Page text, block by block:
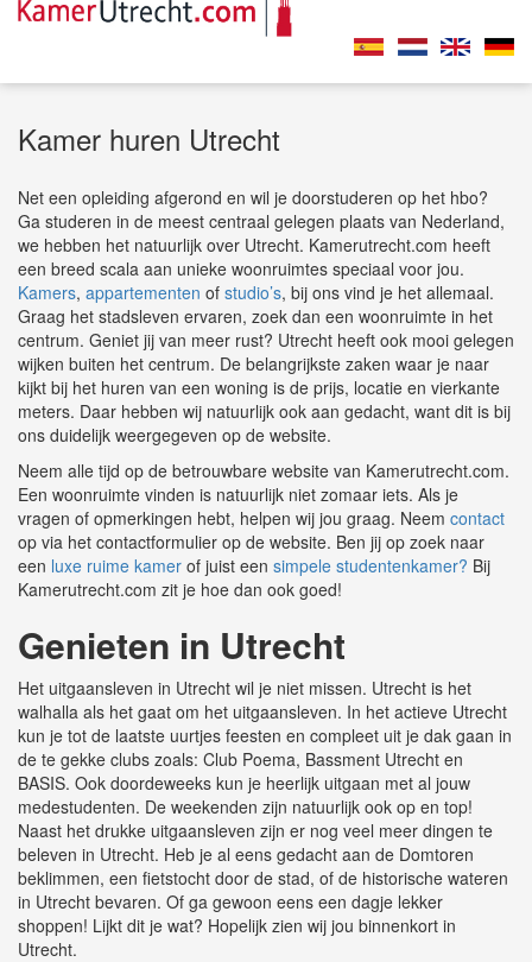
Kamer huren Utrecht
Net een opleiding afgerond en wil je doorstuderen op het hbo?
Ga studeren in de meest centraal gelegen plaats van Nederland,
we hebben het natuurlijk over Utrecht. Kamerutrecht.com heeft
een breed scala aan unieke woonruimtes speciaal voor jou.
Kamers, appartementen of studio’s, bij ons vind je het allemaal.
Graag het stadsleven ervaren, zoek dan een woonruimte in het
centrum. Geniet jij van meer rust? Utrecht heeft ook mooi gelegen
wijken buiten het centrum. De belangrijkste zaken waar je naar
kijkt bij het huren van een woning is de prijs, locatie en vierkante
meters. Daar hebben wij natuurlijk ook aan gedacht, want dit is bij
ons duidelijk weergegeven op de website.
Neem alle tijd op de betrouwbare website van Kamerutrecht.com.
Een woonruimte vinden is natuurlijk niet zomaar iets. Als je
vragen of opmerkingen hebt, helpen wij jou graag. Neem contact
op via het contactformulier op de website. Ben jij op zoek naar
een luxe ruime kamer of juist een simpele studentenkamer? Bij
Kamerutrecht.com zit je hoe dan ook goed!
Genieten in Utrecht
Het uitgaansleven in Utrecht wil je niet missen. Utrecht is het
walhalla als het gaat om het uitgaansleven. In het actieve Utrecht
kun je tot de laatste uurtjes feesten en compleet uit je dak gaan in
de te gekke clubs zoals: Club Poema, Bassment Utrecht en
BASIS. Ook doordeweeks kun je heerlijk uitgaan met al jouw
medestudenten. De weekenden zijn natuurlijk ook op en top!
Naast het drukke uitgaansleven zijn er nog veel meer dingen te
beleven in Utrecht. Heb je al eens gedacht aan de Domtoren
beklimmen, een fietstocht door de stad, of de historische wateren
in Utrecht bevaren. Of ga gewoon eens een dagje lekker
shoppen! Lijkt dit je wat? Hopelijk zien wij jou binnenkort in
Utrecht.